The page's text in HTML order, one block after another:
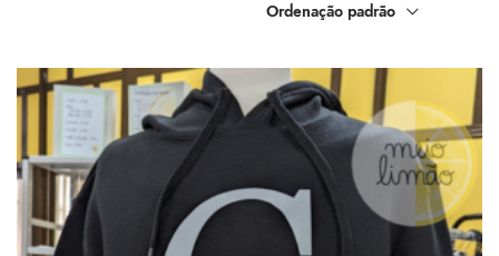
Ordenação padrão